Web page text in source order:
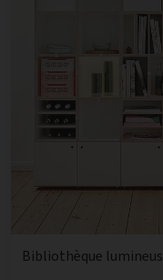
Bibliothèque